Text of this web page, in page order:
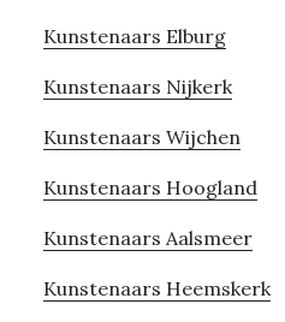
Kunstenaars Elburg
Kunstenaars Nijkerk
Kunstenaars Wijchen
Kunstenaars Hoogland
Kunstenaars Aalsmeer
Kunstenaars Heemskerk